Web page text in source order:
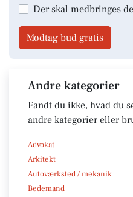
Der skal medbringes
Modtag bud gratis
Andre kategorier
Fandt du ikke, hvad du
andre kategorier eller
Advokat
Arkitekt
Autoværksted / mekanik
Bedemand